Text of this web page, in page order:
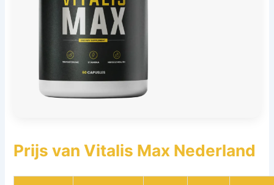
Prijs vanVitalis Max Nederland